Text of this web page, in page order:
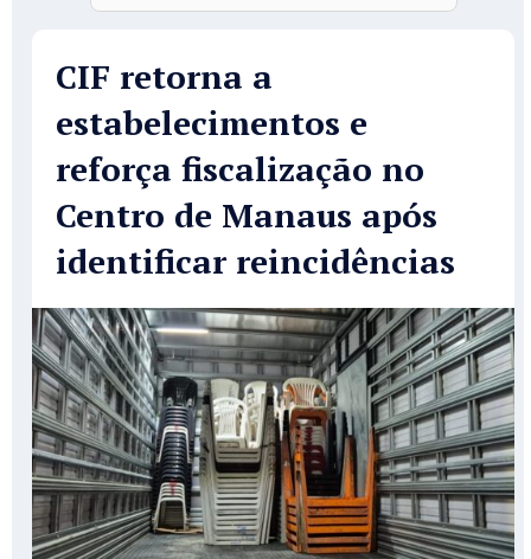
CIF retorna a
estabelecimentos e
reforça fiscalização no
Centro de Manaus após
identificar reincidências